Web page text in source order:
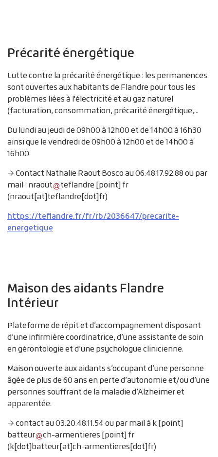
Précarité énergétique
Lutte contre la précarité énergétique : les permanences
sont ouvertes aux habitants de Flandre pour tous les
problèmes liées à l'électricité et au gaz naturel
(facturation, consommation, précarité énergétique,...
Du lundi au jeudi de 09h00 à 12h00 et de 14h00 à 16h30
ainsi que le vendredi de 09h00 à 12h00 et de 14h00 à
16h00
→ Contact Nathalie Raout Bosco au 06.48.17.92.88 ou par
mail :nraout teflandre[point]fr
(nraout[at]teflandre[dot]fr)
https://teflandre.fr/fr/rb/2036647/precarite-
energetique
Maison des aidants Flandre
Intérieur
Plateforme de répit et d’accompagnement disposant
d’une infirmière coordinatrice, d’une assistante de soin
en gérontologie et d’une psychologue clinicienne.
Maison ouverte aux aidants s’occupant d’une personne
âgée de plus de 60 ans en perte d’autonomie et/ou d’une
personnes souffrant de la maladie d’Alzheimer et
apparentée.
→ contact au 03.20.48.11.54 ou par mail àk[point]
batteur ch-armentieres[point]fr
(k[dot]batteur[at]ch-armentieres[dot]fr)